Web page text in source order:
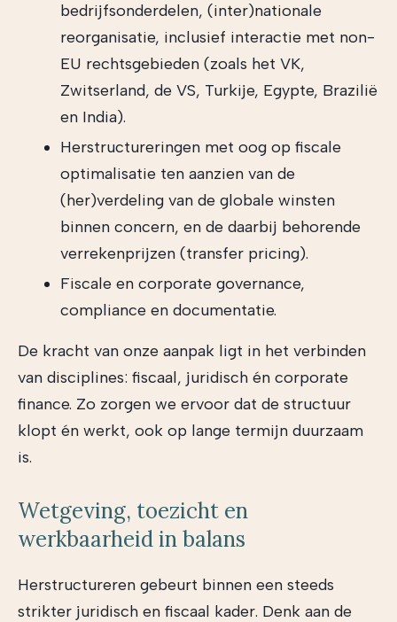
bedrijfsonderdelen, (inter)nationale
reorganisatie, inclusief interactie met non-
EU rechtsgebieden (zoals het VK,
Zwitserland, de VS, Turkije, Egypte, Brazilië
en India).
Herstructureringen met oog op fiscale
optimalisatie ten aanzien van de
(her)verdeling van de globale winsten
binnen concern, en de daarbij behorende
verrekenprijzen (transfer pricing).
Fiscale en corporate governance,
compliance en documentatie.
De kracht van onze aanpak ligt in het verbinden
van disciplines: fiscaal, juridisch én corporate
finance. Zo zorgen we ervoor dat de structuur
klopt én werkt, ook op lange termijn duurzaam
is.
Wetgeving, toezicht en
werkbaarheid in balans
Herstructureren gebeurt binnen een steeds
strikter juridisch en fiscaal kader. Denk aan de